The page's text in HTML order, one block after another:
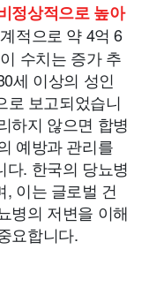
정상적으로 높아
적으로 약 4억 6
수치는 증가 추
세 이상의 성인
로 보고되었습니
하지 않으면 합병
예방과 관리를
다. 한국의 당뇨병
, 이는 글로벌 건
병의 저변을 이해
요합니다.